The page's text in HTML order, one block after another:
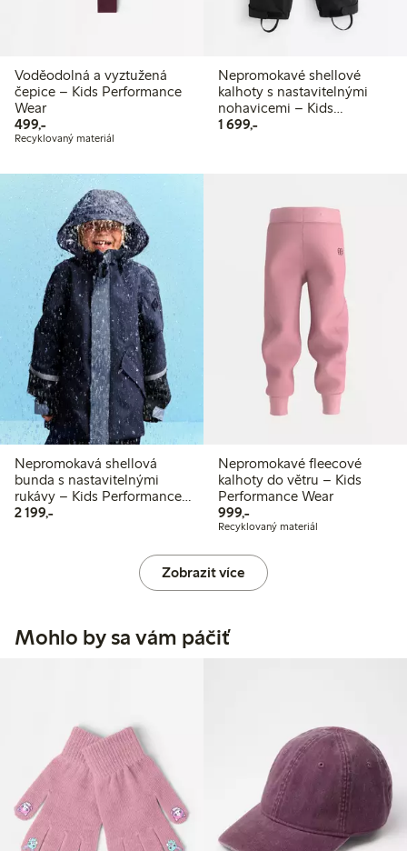
Voděodolná a vyztužená
čepice – Kids Performance
Wear
499,-499,00 Kč
Recyklovaný materiál
Nepromokavé shellové
kalhoty s nastavitelnými
nohavicemi – Kids
Performance Wear
1 699,-1 699,00 Kč
Nepromokavá shellová
bunda s nastavitelnými
rukávy – Kids Performance
Wear
2 199,-2 199,00 Kč
Nepromokavé fleecové
kalhoty do větru – Kids
Performance Wear
999,-999,00 Kč
Recyklovaný materiál
Zobrazit více
Mohlo by sa vám páčiť